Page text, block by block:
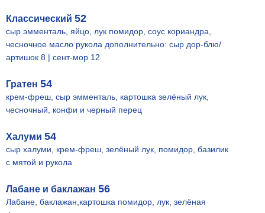
Классический
сыр эмменталь, яйцо, лук помидор, соус кориандра,
чесночное масло рукола дополнительно: сыр дор-блю/
артишок 8 | сент-мор 12
Гратен
крем-фреш, сыр эмменталь, картошка зелёный лук,
чесночный, конфи и черный перец
Халуми
сыр халуми, крем-фреш, зелёный лук, помидор, базилик
с мятой и рукола
Лабане и баклажан
Лабане, баклажан,картошка помидор, лук, зелёная